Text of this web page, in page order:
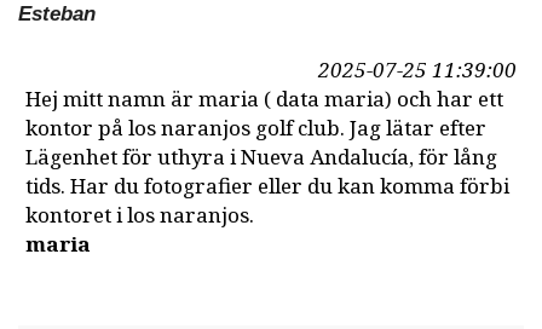
Esteban
2025-07-25 11:39:00
Hej mitt namn är maria ( data maria) och har ett
kontor på los naranjos golf club. Jag lätar efter
Lägenhet för uthyra i Nueva Andalucía, för lång
tids. Har du fotografier eller du kan komma förbi
kontoret i los naranjos.
maria